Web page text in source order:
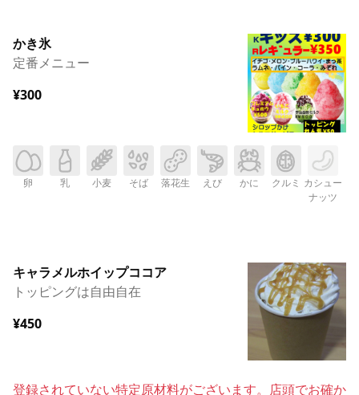
かき氷
定番メニュー
¥300
卵 乳 小麦 そば 落花生 えび かに クルミ カシュー
ナッツ
キャラメルホイップココア
トッピングは自由自在
¥450
登録されていない特定原材料がございます。店頭でお確か